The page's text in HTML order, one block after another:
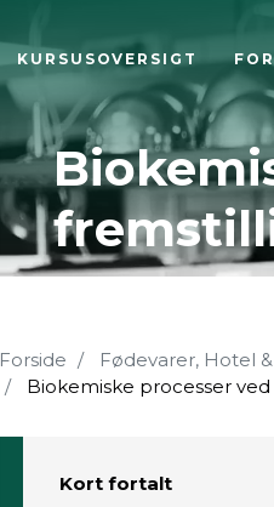
KURSUSOVERSIGT
Forside
Fødevarer, Hotel
Biokemiske processer
Kort fortalt